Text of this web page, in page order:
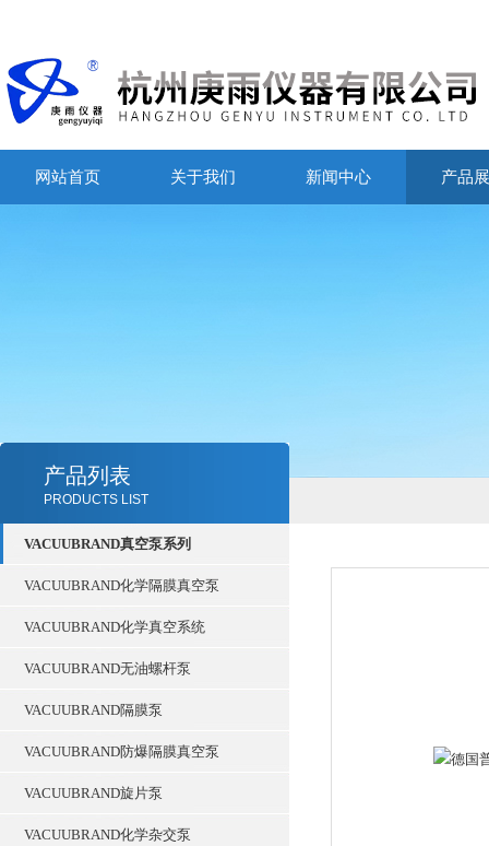
网站首页 关于我们 新闻中心 产品
产品列表
PRODUCTS LIST
VACUUBRAND真空泵系列
VACUUBRAND化学隔膜真空泵
VACUUBRAND化学真空系统
VACUUBRAND无油螺杆泵
VACUUBRAND隔膜泵
VACUUBRAND防爆隔膜真空泵
VACUUBRAND旋片泵
VACUUBRAND化学杂交泵